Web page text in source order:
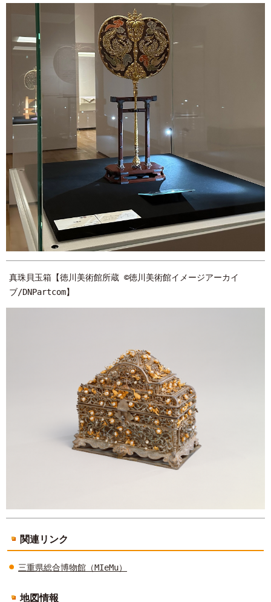
真珠貝玉箱【徳川美術館所蔵 ©徳川美術館イメージアーカイ
ブ/DNPartcom】
関連リンク
三重県総合博物館（MIeMu）
地図情報